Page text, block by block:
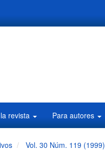
revista Para autores
Vol. 30 Núm. 119 (1999)